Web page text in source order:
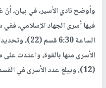
وأوضح نادي الأسير، في بيان، أنّ
فيها أسرى الجهاد الإسلامي،
الأسرى منها بالقوة، واعتدت
(12)، ويبلغ عدد الأسرى في القسمين المذكورين 232 أسيرًا.